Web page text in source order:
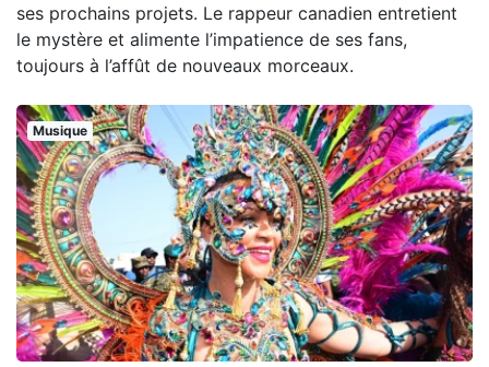
ses prochains projets. Le rappeur canadien entretient
le mystère et alimente l’impatience de ses fans,
toujours à l’affût de nouveaux morceaux.
Musique